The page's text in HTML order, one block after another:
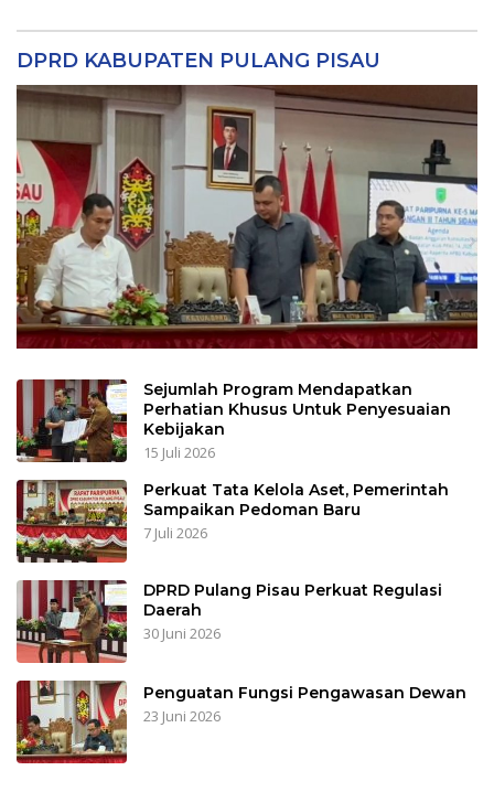
DPRD KABUPATEN PULANG PISAU
Sejumlah Program Mendapatkan
Perhatian Khusus Untuk Penyesuaian
Kebijakan
15 Juli 2026
Perkuat Tata Kelola Aset, Pemerintah
Sampaikan Pedoman Baru
7 Juli 2026
DPRD Pulang Pisau Perkuat Regulasi
Daerah
30 Juni 2026
Penguatan Fungsi Pengawasan Dewan
23 Juni 2026